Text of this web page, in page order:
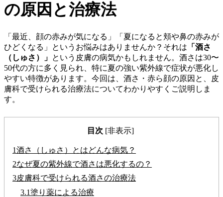
の原因と治療法
「最近、顔の赤みが気になる」「夏になると頬や鼻の赤みが
ひどくなる」というお悩みはありませんか？それは 「酒さ
（しゅさ）」 という皮膚の病気かもしれません。酒さは30〜
50代の方に多く見られ、特に夏の強い紫外線で症状が悪化し
やすい特徴があります。今回は、酒さ・赤ら顔の原因と、皮
膚科で受けられる治療法についてわかりやすくご説明しま
す。
目次 [非表示]
1酒さ（しゅさ）とはどんな病気？
2なぜ夏の紫外線で酒さは悪化するの？
3皮膚科で受けられる酒さの治療法
3.1塗り薬による治療